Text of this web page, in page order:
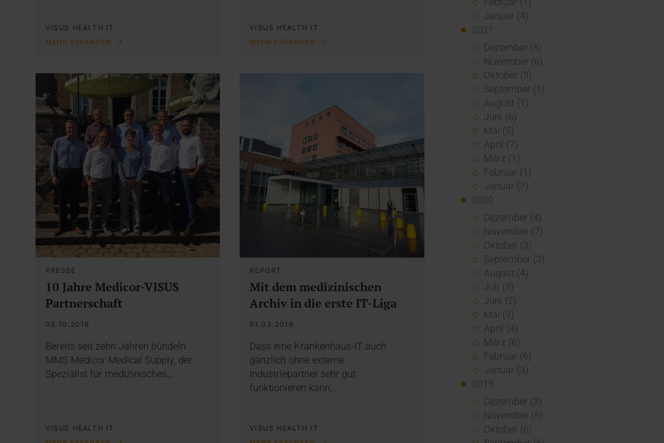
VISUS HEALTH IT
MEHR ERFAHREN
VISUS HEALTH IT
MEHR ERFAHREN
PRESSE
10 Jahre Medicor-VISUS
Partnerschaft
05.10.2016
Bereits seit zehn Jahren bündeln
MMS Medicor Medical Supply, der
Spezialist für medizinisches…
VISUS HEALTH IT
REPORT
Mit dem medizinischen
Archiv in die erste IT-Liga
01.03.2016
Dass eine Krankenhaus-IT auch
gänzlich ohne externe
Industriepartner sehr gut
funktionieren kann,…
VISUS HEALTH IT
Januar (4)
2021
Dezember (5)
November (6)
Oktober (3)
September (1)
August (1)
Juni (6)
Mai (5)
April (7)
März (1)
Februar (1)
Januar (7)
2020
Dezember (4)
November (7)
Oktober (3)
September (3)
August (4)
Juli (3)
Juni (2)
Mai (3)
April (4)
März (6)
Februar (6)
Januar (3)
2019
Dezember (3)
November (5)
Oktober (6)